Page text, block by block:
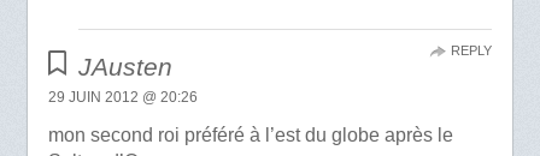
JAusten
29 JUIN 2012 @ 20:26
mon second roi préféré à l’est du globe après le
REPLY